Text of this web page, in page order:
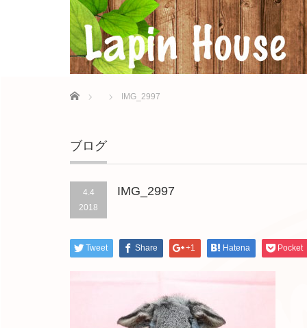
Home IMG_2997
ブログ
4.4
2018
IMG_2997
Tweet Share +1 Hatena Pocket